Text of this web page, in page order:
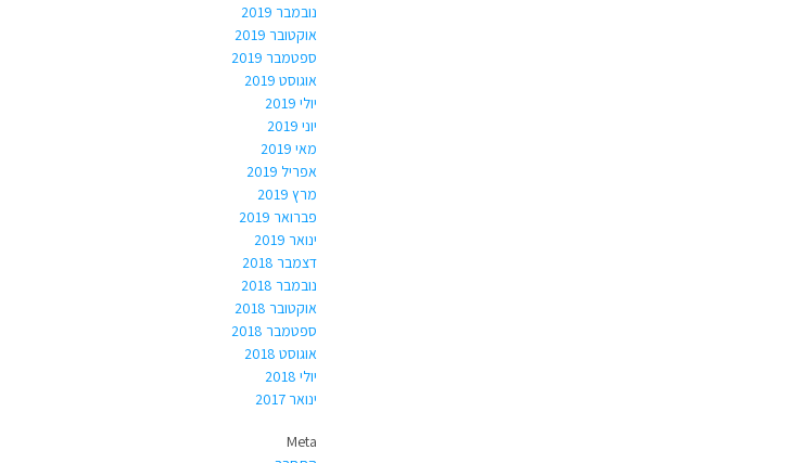
נובמבר 2019
אוקטובר 2019
ספטמבר 2019
אוגוסט 2019
יולי 2019
יוני 2019
מאי 2019
אפריל 2019
מרץ 2019
פברואר 2019
ינואר 2019
דצמבר 2018
נובמבר 2018
אוקטובר 2018
ספטמבר 2018
אוגוסט 2018
יולי 2018
ינואר 2017
Meta